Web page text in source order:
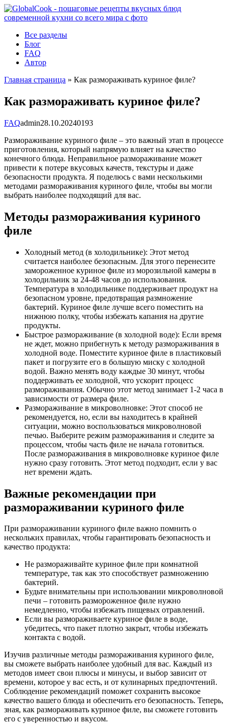
Перейти
к
Все разделы
Блог
FAQ
Автор
Главная страница » Как размораживать куриное филе?
Как размораживать куриное филе?
FAQadmin28.10.20240193
Размораживание куриного филе – это важный этап в процессе
приготовления, который напрямую влияет на качество
конечного блюда. Неправильное размораживание может
привести к потере вкусовых качеств, текстуры и даже
безопасности продукта. Я поделюсь с вами несколькими
методами размораживания куриного филе, чтобы вы могли
выбрать наиболее подходящий для вас.
Методы размораживания куриного
филе
Холодный метод (в холодильнике): Этот метод
считается наиболее безопасным. Для этого перенесите
замороженное куриное филе из морозильной камеры в
холодильник за 24-48 часов до использования.
Температура в холодильнике поддерживает продукт на
безопасном уровне, предотвращая размножение
бактерий. Куриное филе лучше всего поместить на
нижнюю полку, чтобы избежать капания на другие
продукты.
Быстрое размораживание (в холодной воде): Если время
не ждет, можно прибегнуть к методу размораживания в
холодной воде. Поместите куриное филе в пластиковый
пакет и погрузите его в большую миску с холодной
водой. Важно менять воду каждые 30 минут, чтобы
поддерживать ее холодной, что ускорит процесс
размораживания. Обычно этот метод занимает 1-2 часа в
зависимости от размера филе.
Размораживание в микроволновке: Этот способ не
рекомендуется, но, если вы находитесь в крайней
ситуации, можно воспользоваться микроволновой
печью. Выберите режим размораживания и следите за
процессом, чтобы часть филе не начала готовиться.
После размораживания в микроволновке куриное филе
нужно сразу готовить. Этот метод подходит, если у вас
нет времени ждать.
Важные рекомендации при
размораживании куриного филе
При размораживании куриного филе важно помнить о
нескольких правилах, чтобы гарантировать безопасность и
качество продукта:
Не размораживайте куриное филе при комнатной
температуре, так как это способствует размножению
бактерий.
Будьте внимательны при использовании микроволновой
печи – готовить размороженное филе нужно
немедленно, чтобы избежать пищевых отравлений.
Если вы размораживаете куриное филе в воде,
убедитесь, что пакет плотно закрыт, чтобы избежать
контакта с водой.
Изучив различные методы размораживания куриного филе,
вы сможете выбрать наиболее удобный для вас. Каждый из
методов имеет свои плюсы и минусы, и выбор зависит от
времени, которое у вас есть, и от кулинарных предпочтений.
Соблюдение рекомендаций поможет сохранить высокое
качество вашего блюда и обеспечить его безопасность. Теперь,
зная, как размораживать куриное филе, вы сможете готовить
его с уверенностью и вкусом.